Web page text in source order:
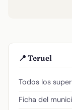
📍 Teruel
Todos los
Ficha del